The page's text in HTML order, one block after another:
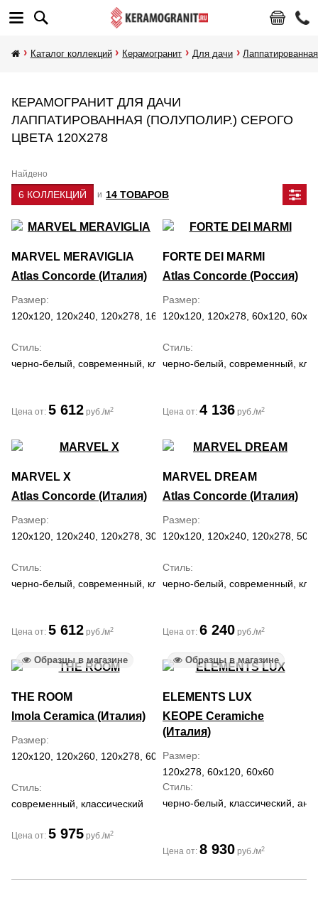
Каталог коллекций Керамогранит Для дачи
КЕРАМОГРАНИТ ДЛЯ ДАЧИ
ЛАППАТИРОВАННАЯ (ПОЛУПОЛИР.) СЕРОГО
ЦВЕТА 120Х278
Найдено
6 КОЛЛЕКЦИЙ и 14 ТОВАРОВ
MARVEL MERAVIGLIA
Atlas Concorde (Италия)
Размер
120x120, 120x240, 120x278, 160x320, 30x60, 59.5x118.2,
Стиль
черно-белый, современный, классический,
Цена от: 5 612 руб./м2
FORTE DEI MARMI
Atlas Concorde (Россия)
Размер
120x120, 120x278, 60x120,
Стиль
черно-белый, современный,
Цена от: 4 136 руб./м2
MARVEL X
Atlas Concorde (Италия)
Размер
120x120, 120x240, 120x278, 30x60, 60x120, 60x60, 75x150, 75x75
Стиль
черно-белый, современный, классический, средиземноморский
Цена от: 5 612 руб./м2
MARVEL DREAM
Atlas Concorde (Италия)
Размер
120x120, 120x240, 120x278,
Стиль
черно-белый, современный,
Цена от: 6 240 руб./м2
Образцы в магазине
THE ROOM
Imola Ceramica (Италия)
Размер
120x120, 120x260, 120x278, 60x120, 60x60
Стиль
современный, классический
Цена от: 5 975 руб./м2
Образцы в магазине
ELEMENTS LUX
KEOPE Ceramiche
(Италия)
Размер
120x278, 60x120, 60x60
Стиль
черно-белый, классический,
Цена от: 8 930 руб./м2